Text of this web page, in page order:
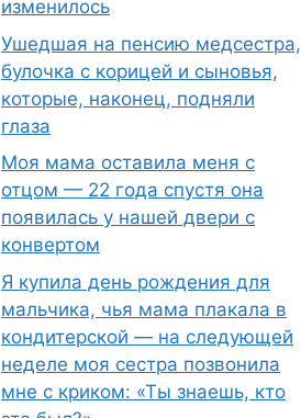
изменилось
Ушедшая на пенсию медсестра,
булочка с корицей и сыновья,
которые, наконец, подняли
глаза
Моя мама оставила меня с
отцом — 22 года спустя она
появилась у нашей двери с
конвертом
Я купила день рождения для
мальчика, чья мама плакала в
кондитерской — на следующей
неделе моя сестра позвонила
мне с криком: «Ты знаешь, кто